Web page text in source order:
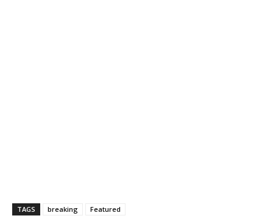
TAGS breaking Featured